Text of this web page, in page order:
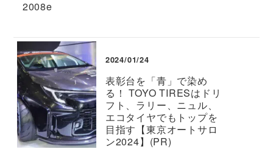
2008e
2024/01/24
表彰台を「青」で染め
る！ TOYO TIRESはドリ
フト、ラリー、ニュル、
エコタイヤでもトップを
目指す【東京オートサロ
ン2024】(PR)